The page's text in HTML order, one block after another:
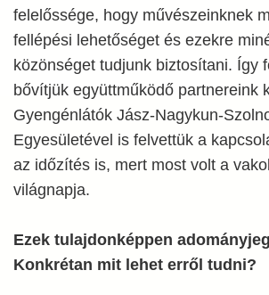
felelőssége, hogy művészeinknek
fellépési lehetőséget és ezekre
közönséget tudjunk biztosítani. Így
bővítjük együttműködő partnereink
Gyengénlátók Jász-Nagykun-
Egyesületével is felvettük a
az időzítés is, mert most volt a
világnapja.
Ezek tulajdonképpen
Konkrétan mit lehet erről tudni?